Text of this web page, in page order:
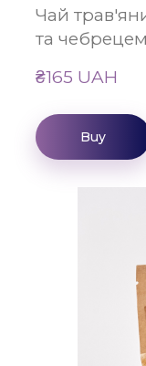
Чай
та чебрецем
₴165 UAH
Buy